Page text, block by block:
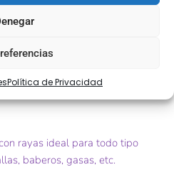
Política de Privacidad
rayas ideal para todo tipo
baberos, gasas, etc.